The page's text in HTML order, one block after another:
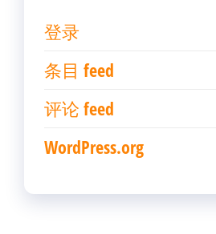
登录
条目 feed
评论 feed
WordPress.org